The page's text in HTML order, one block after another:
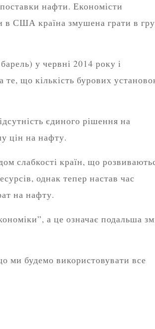
нафти. Економісти
в США країна змушена грати в гру
у червні 2014 року і
що кількість бурових
єдиного рішення на
цін на нафту.
слабкості країн, що
однак тепер настав час
на нафту.
а це означає подальша
ми будемо використовувати все